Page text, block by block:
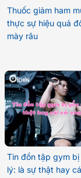
Thuốc giảm ham
thực sự hiệu quả
mày râu
Tin đồn tập gym bị
lý: là sự thật hay